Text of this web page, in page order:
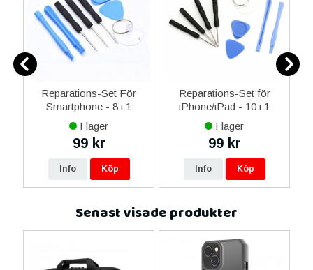
Reparations-Set För
Smartphone - 8 i 1
I lager
99 kr
Info Köp
Reparations-Set för
iPhone/iPad - 10 i 1
I lager
99 kr
Info Köp
Senast visade produkter